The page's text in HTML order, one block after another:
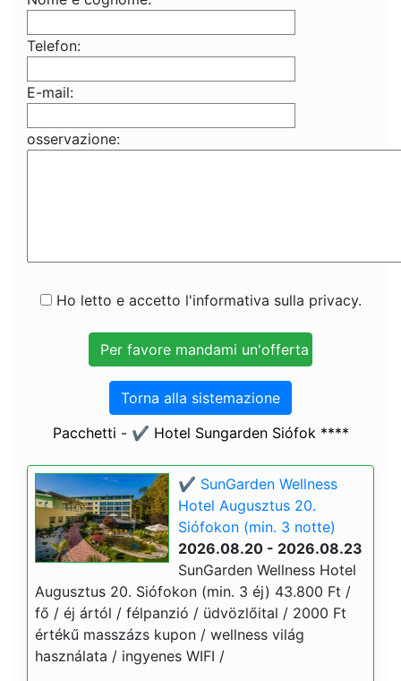
Telefon:
E-mail:
osservazione:
Ho letto e accetto l'informativa sulla privacy.
Torna alla sistemazione
Pacchetti - ✔️ Hotel Sungarden Siófok ****
✔️ SunGarden Wellness
Hotel Augusztus 20.
Siófokon (min. 3 notte)
2026.08.20 - 2026.08.23
SunGarden Wellness Hotel
Augusztus 20. Siófokon (min. 3 éj) 43.800 Ft /
fő / éj ártól / félpanzió / üdvözlőital / 2000 Ft
értékű masszázs kupon / wellness világ
használata / ingyenes WIFI /